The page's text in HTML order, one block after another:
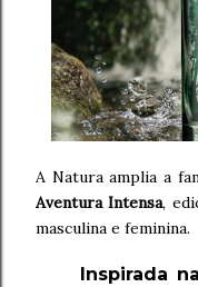
A Natura amplia a
Aventura Intensa,
masculina e feminina.
Inspirada